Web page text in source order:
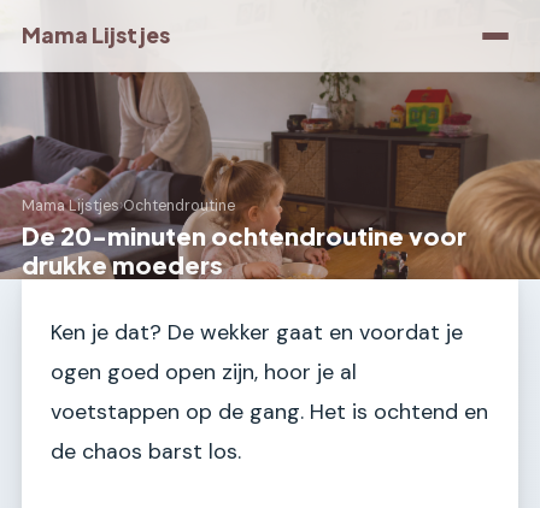
Mama Lijstjes
Mama Lijstjes›Ochtendroutine
De 20-minuten ochtendroutine voor
drukke moeders
Ken je dat? De wekker gaat en voordat je
ogen goed open zijn, hoor je al
voetstappen op de gang. Het is ochtend en
de chaos barst los.